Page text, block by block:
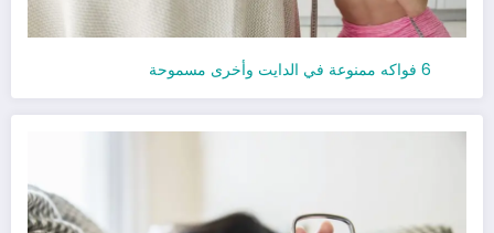
6 فواكه ممنوعة في الدايت وأخرى مسموحة